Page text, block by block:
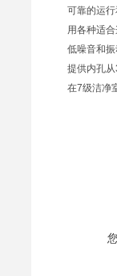
可靠的运行
用各种适
低噪音和振
提供内孔从
在7级洁净